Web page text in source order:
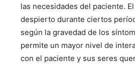
las necesidades del paciente.
despierto durante ciertos
según la gravedad de los
permite un mayor nivel de
con el paciente y sus seres